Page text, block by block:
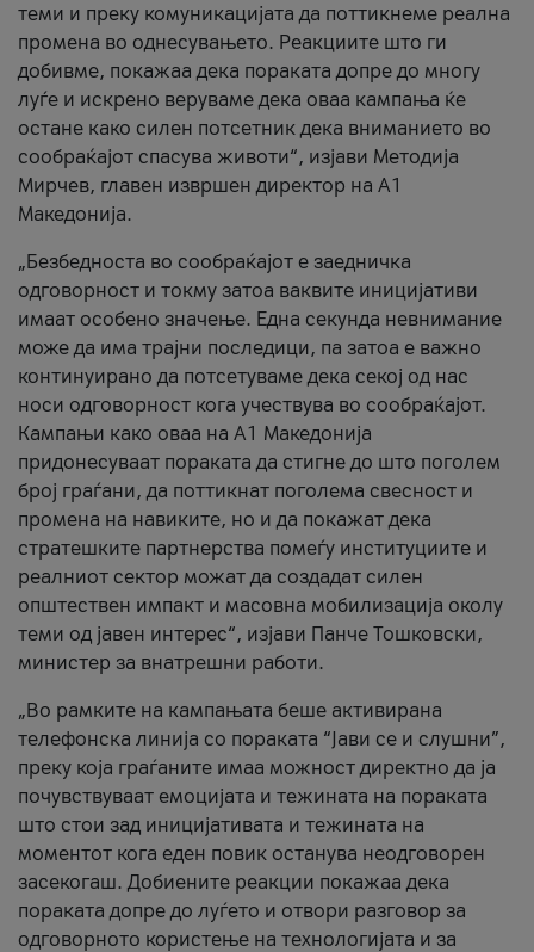
теми и преку комуникацијата да поттикнеме реална
промена во однесувањето. Реакциите што ги
добивме, покажаа дека пораката допре до многу
луѓе и искрено веруваме дека оваа кампања ќе
остане како силен потсетник дека вниманието во
сообраќајот спасува животи“, изјави Методија
Мирчев, главен извршен директор на А1
Македонија.
„Безбедноста во сообраќајот е заедничка
одговорност и токму затоа ваквите иницијативи
имаат особено значење. Една секунда невнимание
може да има трајни последици, па затоа е важно
континуирано да потсетуваме дека секој од нас
носи одговорност кога учествува во сообраќајот.
Кампањи како оваа на A1 Македонија
придонесуваат пораката да стигне до што поголем
број граѓани, да поттикнат поголема свесност и
промена на навиките, но и да покажат дека
стратешките партнерства помеѓу институциите и
реалниот сектор можат да создадат силен
општествен импакт и масовна мобилизација околу
теми од јавен интерес“, изјави Панче Тошковски,
министер за внатрешни работи.
„Во рамките на кампањата беше активирана
телефонска линија со пораката “Јави се и слушни”,
преку која граѓаните имаа можност директно да ја
почувствуваат емоцијата и тежината на пораката
што стои зад иницијативата и тежината на
моментот кога еден повик останува неодговорен
засекогаш. Добиените реакции покажаа дека
пораката допре до луѓето и отвори разговор за
одговорното користење на технологијата и за